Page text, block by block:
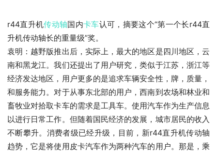
r44直升机传动轴国内卡车认可，摘要这个“第一个长r44直
升机传动轴长的重量级”奖。
袁明：越野版推出后，实际上，最大的地区是四川地区，云
南和黑龙江。我们还提出了用户研究，类似于江苏，浙江等
经济发达地区，用户更多的是追求车辆安全性，牌，质量，
和服务能力。对于从事东北部的用户，西南到农场和林业和
畜牧业对拾取卡车的需求是工具车。使用汽车作为生产信息
以进行日常工作。但随着国民经济的发展，城市居民的收入
不断攀升。消费者级已经升级，目前，新r44直升机传动轴
趋势，它是将使用皮卡汽车作为两种汽车的用户。那是，乘